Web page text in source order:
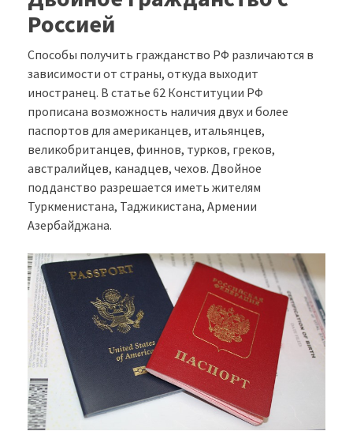
Россией
Способы получить гражданство РФ различаются в
зависимости от страны, откуда выходит
иностранец. В статье 62 Конституции РФ
прописана возможность наличия двух и более
паспортов для американцев, итальянцев,
великобританцев, финнов, турков, греков,
австралийцев, канадцев, чехов. Двойное
подданство разрешается иметь жителям
Туркменистана, Таджикистана, Армении
Азербайджана.